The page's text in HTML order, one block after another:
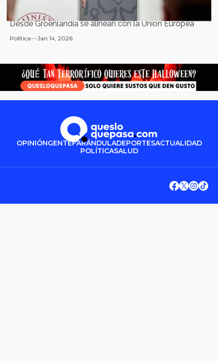
Desde Groenlandia se alinean con la Unión Europea
Política Jan 14, 2026
OPINIÓNGENTEFARÁNDULADEPORTESACTUALIDAD
POLÍTICASALUD